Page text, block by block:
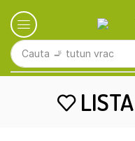
Cauta 🚬 tutun Kent